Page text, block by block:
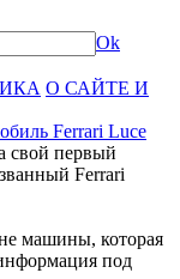
Ok
О САЙТЕ И
Ferrari Luce
свой первый
Ferrari
машины, которая
под